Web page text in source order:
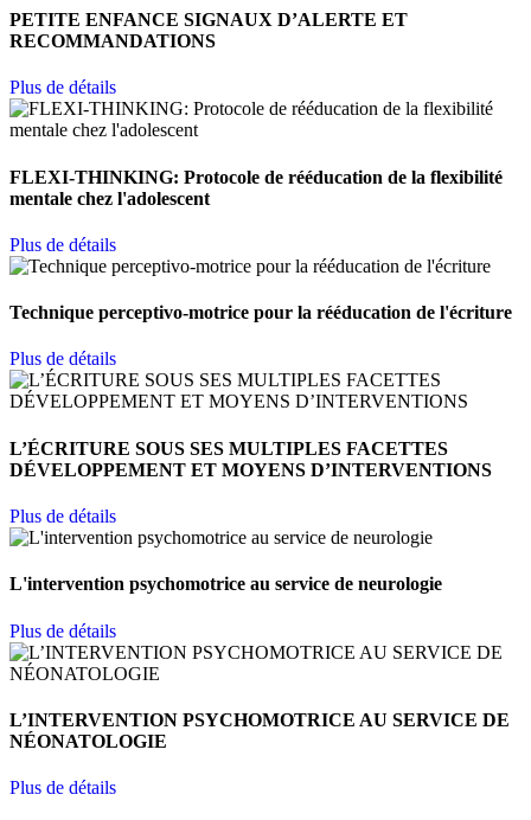
PETITE ENFANCE SIGNAUX D’ALERTE ET
RECOMMANDATIONS
Plus de détails
FLEXI-THINKING: Protocole de rééducation de la flexibilité
mentale chez l'adolescent
Plus de détails
Technique perceptivo-motrice pour la rééducation de l'écriture
Plus de détails
L’ÉCRITURE SOUS SES MULTIPLES FACETTES
DÉVELOPPEMENT ET MOYENS D’INTERVENTIONS
Plus de détails
L'intervention psychomotrice au service de neurologie
Plus de détails
L’INTERVENTION PSYCHOMOTRICE AU SERVICE DE
NÉONATOLOGIE
Plus de détails